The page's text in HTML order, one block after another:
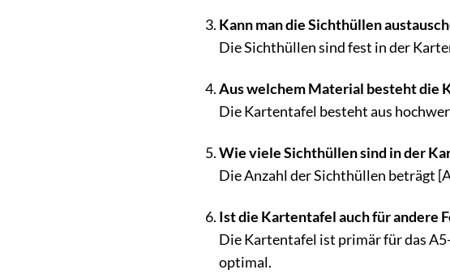
Kann man die Sichthüllen
Die Sichthüllen sind fest in der
Aus welchem Material besteht die
Die Kartentafel besteht aus
Wie viele Sichthüllen sind in der
Die Anzahl der Sichthüllen beträgt
Ist die Kartentafel auch für andere
Die Kartentafel ist primär für das
optimal.